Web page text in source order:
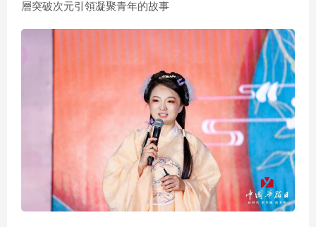
層突破次元引領凝聚青年的故事